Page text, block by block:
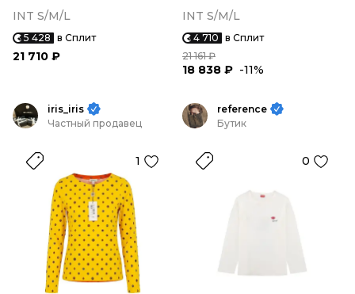
INT S/M/L
5 428 в Сплит
21 710 ₽
INT S/M/L
4 710 в Сплит
21 161 ₽
18 838 ₽ -11%
iris_iris
Частный продавец
1
reference
Бутик
0